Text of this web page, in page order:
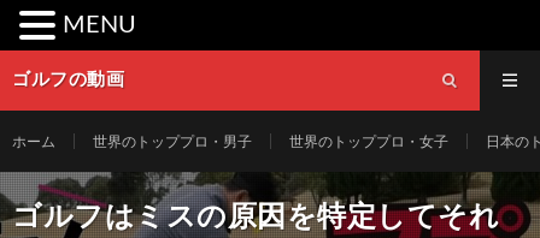
ゴルフの動画
ホーム 世界のトッププロ・男子 世界のトッププロ・女子 日本の
ゴルフはミスの原因を特定してそれ
MENU